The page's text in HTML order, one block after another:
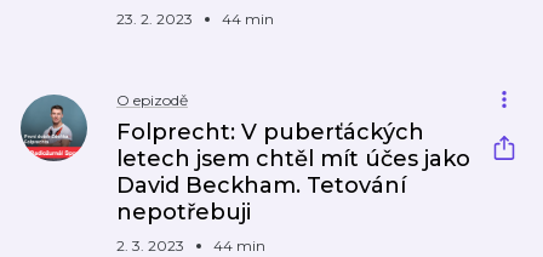
23. 2. 2023 44 min
O epizodě
Folprecht: V puberťáckých
letech jsem chtěl mít účes jako
David Beckham. Tetování
nepotřebuji
2. 3. 2023 44 min